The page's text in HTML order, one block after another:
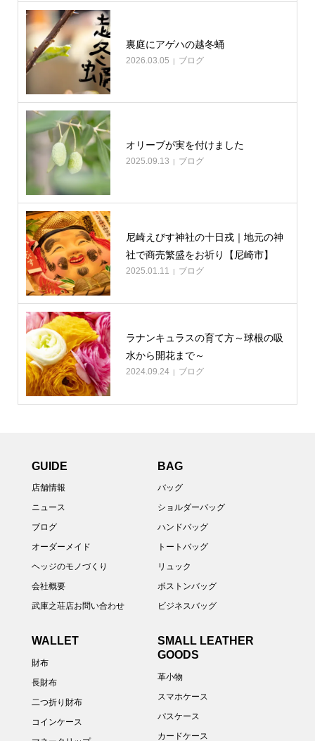
裏庭にアゲハの越冬蛹
2026.03.05 ブログ
オリーブが実を付けました
2025.09.13 ブログ
尼崎えびす神社の十日戎｜地元の神
社で商売繁盛をお祈り【尼崎市】
2025.01.11 ブログ
ラナンキュラスの育て方～球根の吸
水から開花まで～
2024.09.24 ブログ
GUIDE
店舗情報
ニュース
ブログ
オーダーメイド
ヘッジのモノづくり
会社概要
武庫之荘店お問い合わせ
BAG
バッグ
ショルダーバッグ
ハンドバッグ
トートバッグ
リュック
ボストンバッグ
ビジネスバッグ
WALLET
財布
長財布
二つ折り財布
コインケース
SMALL LEATHER
GOODS
革小物
スマホケース
パスケース
カードケース